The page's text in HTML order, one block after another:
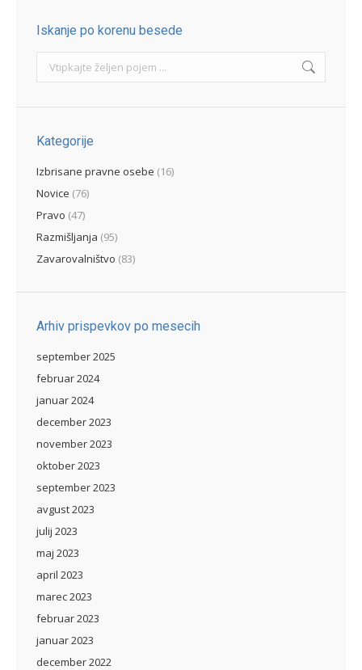
Iskanje po korenu besede
Search:
Kategorije
Izbrisane pravne osebe (16)
Novice (76)
Pravo (47)
Razmišljanja (95)
Zavarovalništvo (83)
Arhiv prispevkov po mesecih
september 2025
februar 2024
januar 2024
december 2023
november 2023
oktober 2023
september 2023
avgust 2023
julij 2023
maj 2023
april 2023
marec 2023
februar 2023
januar 2023
december 2022